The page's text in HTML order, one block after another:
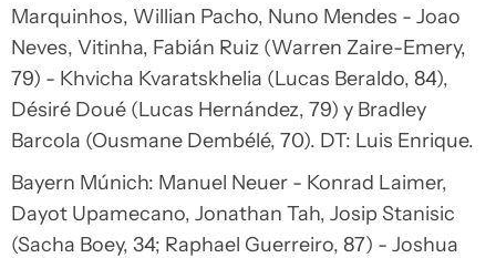
Marquinhos, Willian Pacho, Nuno Mendes - Joao
Neves, Vitinha, Fabián Ruiz (Warren Zaire-Emery,
79) - Khvicha Kvaratskhelia (Lucas Beraldo, 84),
Désiré Doué (Lucas Hernández, 79) y Bradley
Barcola (Ousmane Dembélé, 70). DT: Luis Enrique.
Bayern Múnich: Manuel Neuer - Konrad Laimer,
Dayot Upamecano, Jonathan Tah, Josip Stanisic
(Sacha Boey, 34; Raphael Guerreiro, 87) - Joshua